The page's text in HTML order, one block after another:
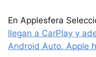
En Applesfera
llegan a CarPlay y
Android Auto. Apple